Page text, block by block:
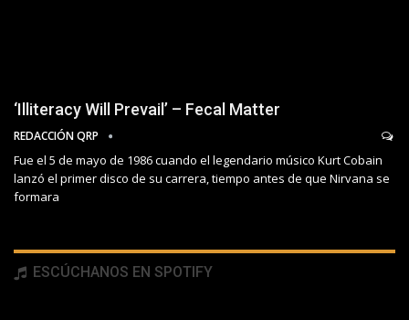
‘Illiteracy Will Prevail’ – Fecal Matter
REDACCIÓN QRP
Fue el 5 de mayo de 1986 cuando el legendario músico Kurt Cobain
lanzó el primer disco de su carrera, tiempo antes de que Nirvana se
formara
ESCÚCHANOS EN SPOTIFY